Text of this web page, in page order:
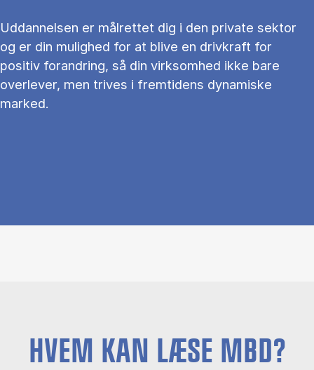
Uddannelsen er målrettet dig i den private sektor
og er din mulighed for at blive en drivkraft for
positiv forandring, så din virksomhed ikke bare
overlever, men trives i fremtidens dynamiske
marked.
HVEM KAN LÆSE MBD?